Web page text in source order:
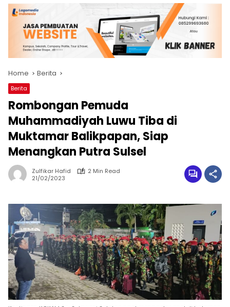
Home Berita
Berita
Rombongan Pemuda
Muhammadiyah Luwu Tiba di
Muktamar Balikpapan, Siap
Menangkan Putra Sulsel
Zulfikar Hafid
2 Min Read
21/02/2023